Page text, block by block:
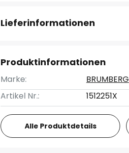
Lieferinformationen
Produktinformationen
Marke:
BRUMBERG
Artikel Nr.:
1512251X
Alle Produktdetails